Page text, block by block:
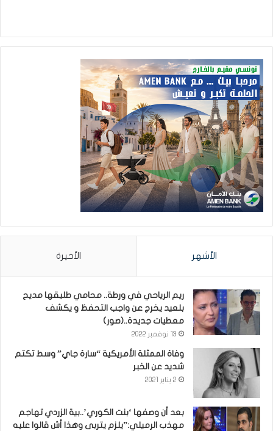
الأشهر الأخيرة
ريم الرياحي في ورطة.. محامي طليقها مديح
بلعيد يخرج عن واجب التحفظ و يكشف
معطيات جديدة..(صور)
13 نوفمبر 2022
وفاة الممثلة الأمريكية “سارة جاي” وسط تكتم
شديد عن الخبر
2 يناير 2021
بعد أن وصفها ‘بنت الكوري’..بية الزردي تهاجم
مهذب الرميلي:”يلزم يتربى وهذا أش قالوا عليه